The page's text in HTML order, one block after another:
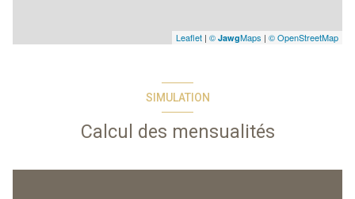
Leaflet | © JawgMaps | © OpenStreetMap
SIMULATION
Calcul des mensualités